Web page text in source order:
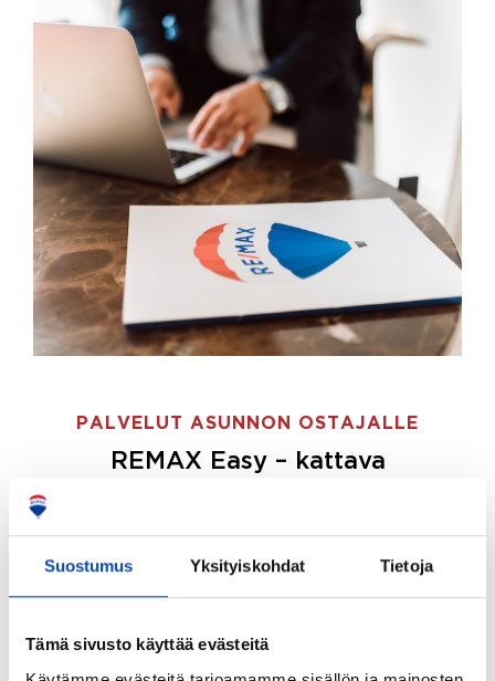
Suostumus Yksityiskohdat Tietoja
Tämä sivusto käyttää evästeitä
PALVELUT ASUNNON OSTAJALLE
REMAX Easy – kattava
ostajille.
Tee ostotoimeksianto ja etsimme juuri